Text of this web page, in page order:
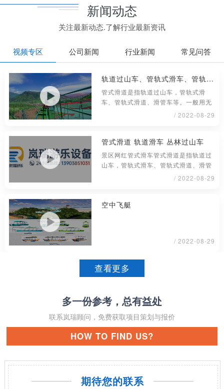
新闻动态
关注最新动态.了解行业最新资讯
视频专区 公司新闻 行业新闻 常见问答
轨道过山车、管轨式滑车、管轨式滑道、滑管车
管式滑道是指轨道过山车，管轨式滑
车、管轨式滑道、滑管车等。一般用无
缝钢管材料制成，铺设或架在地面上具
/ 2022-08-29
管式滑道 轨道滑车 丛林过山车
景区网红管式滑车管式滑道是指轨道过
山车，管轨式滑车、管轨式滑道、滑管
车等。一般用无缝钢管材料制成，铺
/ 2022-08-29
空中飞艇
/ 2022-08-29
查看更多
多一份参考，总有益处
联系岚瑞顾问，免费获取项目策划与报价
HOW TO FIND US?
期待您的联系